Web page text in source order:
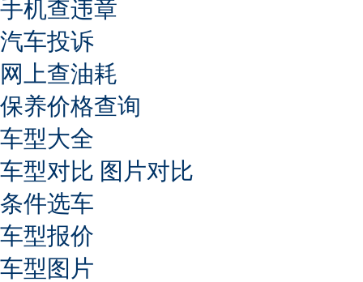
手机查违章
汽车投诉
网上查油耗
保养价格查询
车型大全
车型对比 图片对比
条件选车
车型报价
车型图片